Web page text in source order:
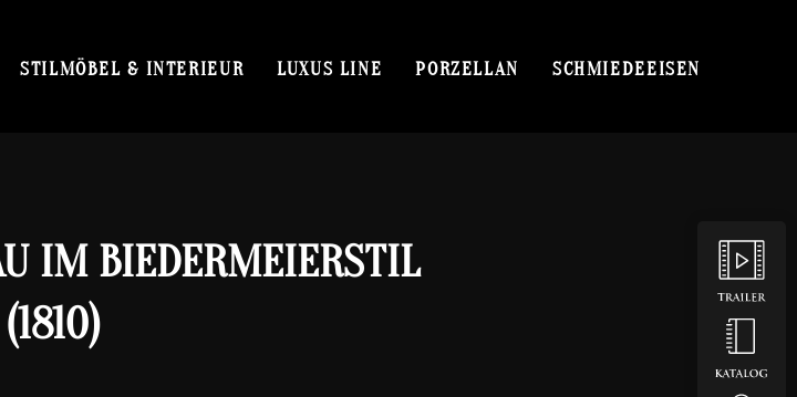
STILMÖBEL & INTERIEUR LUXUS LINE PORZELLAN SCHMIEDEEISEN
IM BIEDERMEIERSTIL
(1810)